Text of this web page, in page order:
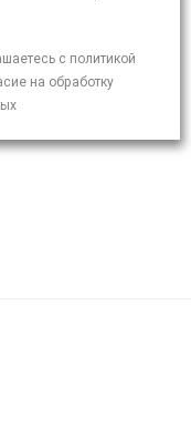
с политикой
на обработку